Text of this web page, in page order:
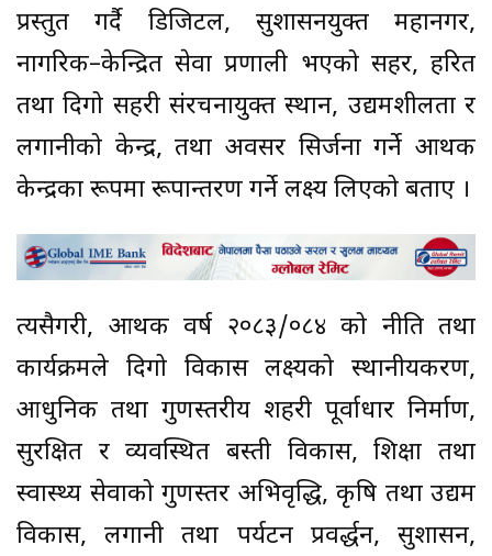
प्रस्तुत गर्दै डिजिटल, सुशासनयुक्त महानगर,
नागरिक–केन्द्रित सेवा प्रणाली भएको सहर, हरित
तथा दिगो सहरी संरचनायुक्त स्थान, उद्यमशीलता र
लगानीको केन्द्र, तथा अवसर सिर्जना गर्ने आर्थिक
केन्द्रका रूपमा रूपान्तरण गर्ने लक्ष्य लिएको बताए ।
त्यसैगरी, आर्थिक वर्ष २०८३/०८४ को नीति तथा
कार्यक्रमले दिगो विकास लक्ष्यको स्थानीयकरण,
आधुनिक तथा गुणस्तरीय शहरी पूर्वाधार निर्माण,
सुरक्षित र व्यवस्थित बस्ती विकास, शिक्षा तथा
स्वास्थ्य सेवाको गुणस्तर अभिवृद्धि, कृषि तथा उद्यम
विकास, लगानी तथा पर्यटन प्रवर्द्धन, सुशासन,